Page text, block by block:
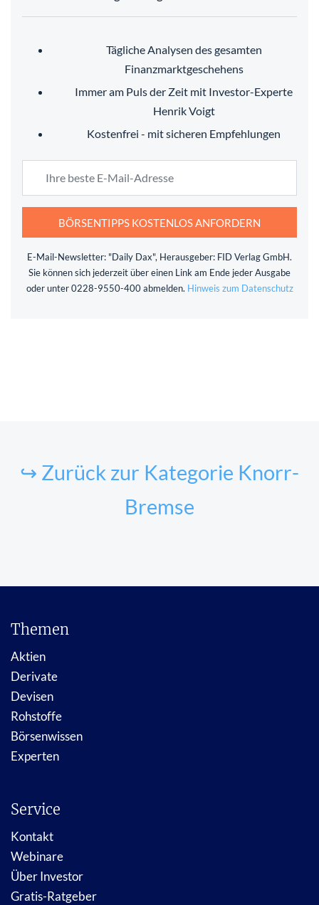
Tägliche Analysen des gesamten
Finanzmarktgeschehens
Immer am Puls der Zeit mit Investor-Experte
Henrik Voigt
Kostenfrei - mit sicheren Empfehlungen
BÖRSENTIPPS KOSTENLOS ANFORDERN
E-Mail-Newsletter: "Daily Dax", Herausgeber: FID Verlag GmbH.
Sie können sich jederzeit über einen Link am Ende jeder Ausgabe
oder unter 0228-9550-400 abmelden. Hinweis zum Datenschutz
↪ Zurück zur Kategorie Knorr-
Bremse
Themen
Aktien
Derivate
Devisen
Rohstoffe
Börsenwissen
Experten
Service
Kontakt
Webinare
Über Investor
Gratis-Ratgeber